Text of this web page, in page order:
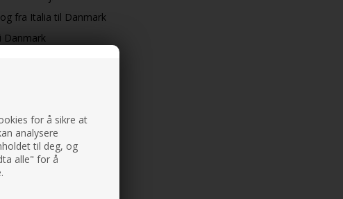
for å sikre at
analysere
til deg, og
alle" for å
fra Italia til Danmark
Danmark